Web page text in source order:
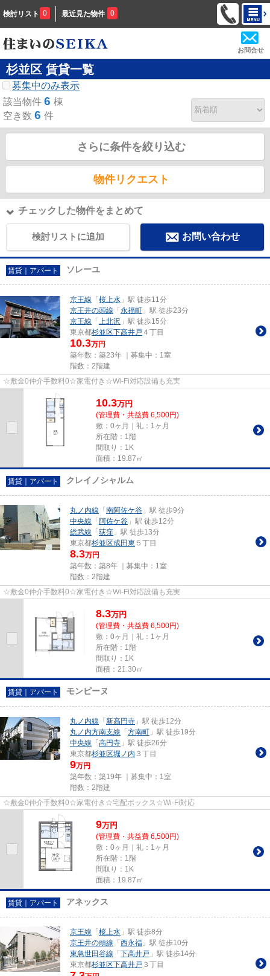
検討リスト 0 最近見た物件 0
お問合せ
杉並区 賃貸一覧
募集中のみ表示
該当物件 6 棟
空き数 6 件
さらに条件を絞り込む
物件リクエスト
チェックした物件をまとめて
検討リストに追加 お問い合わせ
賃貸｜アパート ソレーユ
京王線 「 桜上水 」駅 徒歩11分
京王井の頭線 「 永福町 」駅 徒歩23分
京王線 「 上北沢 」駅 徒歩15分
東京都杉並区下高井戸 ４丁目
10.3万円
築年数：築23年 ｜募集中： 1室
階数：2階建
☆敷金0仲介手数料0☆家電付き☆Wi-Fi対応設備も充実
10.3万円
(管理費・共益費 6,500円)
敷：0ヶ月｜礼：1ヶ月
所在階：1階
間取り：1K
面積：19.87㎡
賃貸｜アパート クレイノシャルム
丸ノ内線 「 南阿佐ケ谷 」駅 徒歩9分
中央線 「 阿佐ケ谷 」駅 徒歩12分
総武線 「 荻窪 」駅 徒歩13分
東京都杉並区成田東 ５丁目
8.3万円
築年数：築8年 ｜募集中： 1室
階数：2階建
☆敷金0仲介手数料0☆家電付き☆Wi-Fi対応設備も充実
8.3万円
(管理費・共益費 6,500円)
敷：0ヶ月｜礼：1ヶ月
所在階：1階
間取り：1K
面積：21.30㎡
賃貸｜アパート モンピーヌ
丸ノ内線 「 新高円寺 」駅 徒歩12分
丸ノ内方南支線 「 方南町 」駅 徒歩19分
中央線 「 高円寺 」駅 徒歩26分
東京都杉並区堀ノ内 ３丁目
9万円
築年数：築19年 ｜募集中： 1室
階数：2階建
☆敷金0仲介手数料0☆家電付き☆宅配ボックス☆Wi-Fi対応
9万円
(管理費・共益費 6,500円)
敷：0ヶ月｜礼：1ヶ月
所在階：1階
間取り：1K
面積：19.87㎡
賃貸｜アパート アネックス
京王線 「 桜上水 」駅 徒歩8分
京王井の頭線 「 西永福 」駅 徒歩10分
東急世田谷線 「 下高井戸 」駅 徒歩14分
東京都杉並区下高井戸 ３丁目